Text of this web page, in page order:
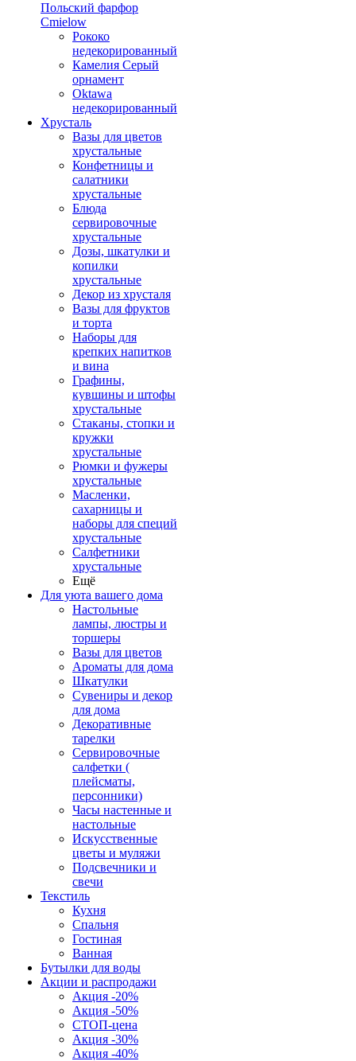
Польский фарфор
Сmielow
Рококо
недекорированный
Камелия Серый
орнамент
Oktawa
недекорированный
Хрусталь
Вазы для цветов
хрустальные
Конфетницы и
салатники
хрустальные
Блюда
сервировочные
хрустальные
Дозы, шкатулки и
копилки
хрустальные
Декор из хрусталя
Вазы для фруктов
и торта
Наборы для
крепких напитков
и вина
Графины,
кувшины и штофы
хрустальные
Стаканы, стопки и
кружки
хрустальные
Рюмки и фужеры
хрустальные
Масленки,
сахарницы и
наборы для специй
хрустальные
Салфетники
хрустальные
Ещё
Для уюта вашего дома
Настольные
лампы, люстры и
торшеры
Вазы для цветов
Ароматы для дома
Шкатулки
Сувениры и декор
для дома
Декоративные
тарелки
Сервировочные
салфетки (
плейсматы,
персонники)
Часы настенные и
настольные
Искусственные
цветы и муляжи
Подсвечники и
свечи
Текстиль
Кухня
Спальня
Гостиная
Ванная
Бутылки для воды
Акции и распродажи
Акция -20%
Акция -50%
СТОП-цена
Акция -30%
Акция -40%